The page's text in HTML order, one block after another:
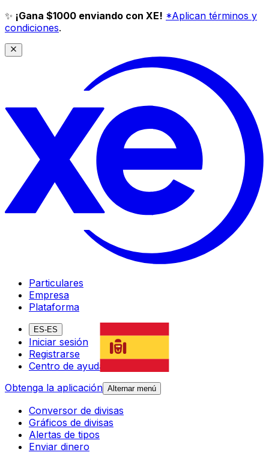
✨ ¡Gana $1000 enviando con XE! *Aplican términos y
condiciones.
Particulares
Empresa
Plataforma
ES-ES
Iniciar sesión
Registrarse
Centro de ayuda
Obtenga la aplicación Alternar menú
Conversor de divisas
Gráficos de divisas
Alertas de tipos
Enviar dinero